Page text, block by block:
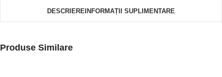
DESCRIEREINFORMAȚII SUPLIMENTARE
Produse Similare